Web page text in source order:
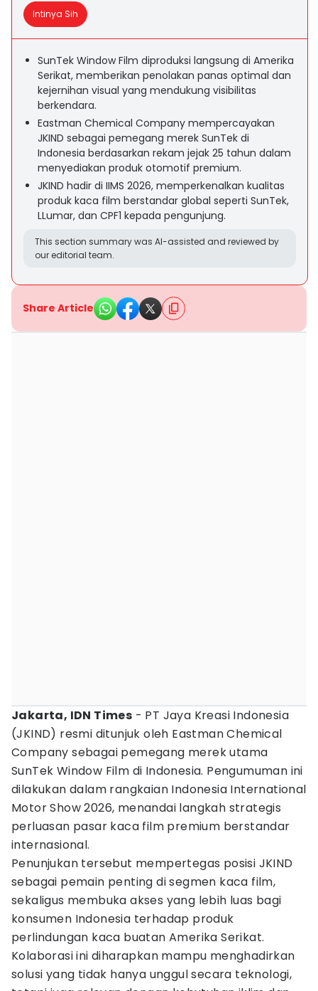
Intinya Sih
SunTek Window Film diproduksi langsung di Amerika
Serikat, memberikan penolakan panas optimal dan
kejernihan visual yang mendukung visibilitas
berkendara.
Eastman Chemical Company mempercayakan
JKIND sebagai pemegang merek SunTek di
Indonesia berdasarkan rekam jejak 25 tahun dalam
menyediakan produk otomotif premium.
JKIND hadir di IIMS 2026, memperkenalkan kualitas
produk kaca film berstandar global seperti SunTek,
LLumar, dan CPF1 kepada pengunjung.
This section summary was AI-assisted and reviewed by
our editorial team.
Share Article
Jakarta, IDN Times - PT Jaya Kreasi Indonesia
(JKIND) resmi ditunjuk oleh Eastman Chemical
Company sebagai pemegang merek utama
SunTek Window Film di Indonesia. Pengumuman ini
dilakukan dalam rangkaian Indonesia International
Motor Show 2026, menandai langkah strategis
perluasan pasar kaca film premium berstandar
internasional.
Penunjukan tersebut mempertegas posisi JKIND
sebagai pemain penting di segmen kaca film,
sekaligus membuka akses yang lebih luas bagi
konsumen Indonesia terhadap produk
perlindungan kaca buatan Amerika Serikat.
Kolaborasi ini diharapkan mampu menghadirkan
solusi yang tidak hanya unggul secara teknologi,